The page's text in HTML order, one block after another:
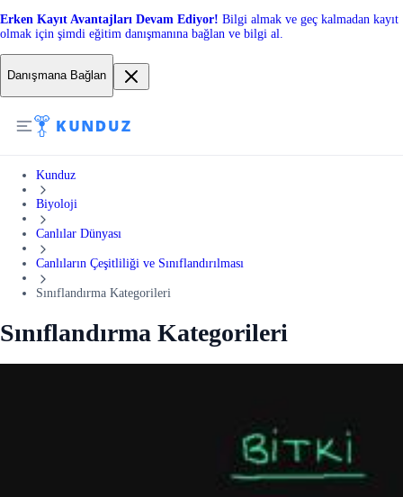
Erken Kayıt Avantajları Devam Ediyor! Bilgi almak ve geç kalmadan kayıt
olmak için şimdi eğitim danışmanına bağlan ve bilgi al.
Danışmana Bağlan
Kunduz
Biyoloji
Canlılar Dünyası
Canlıların Çeşitliliği ve Sınıflandırılması
Sınıflandırma Kategorileri
Sınıflandırma Kategorileri